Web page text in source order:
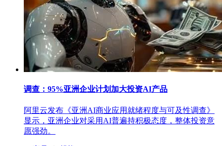
调查：95%亚洲企业计划加大投资AI产品
阿里云发布《亚洲AI商业应用就绪程度与可及性调查》
显示，亚洲企业对采用AI普遍持积极态度，整体投资意
愿强劲。